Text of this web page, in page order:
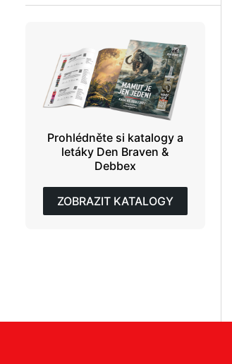
Prohlédněte si katalogy a
letáky Den Braven &
Debbex
ZOBRAZIT KATALOGY